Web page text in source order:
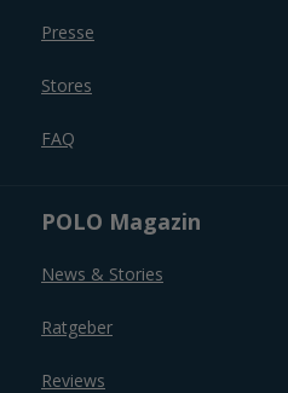
Presse
Stores
FAQ
POLO Magazin
News & Stories
Ratgeber
Reviews